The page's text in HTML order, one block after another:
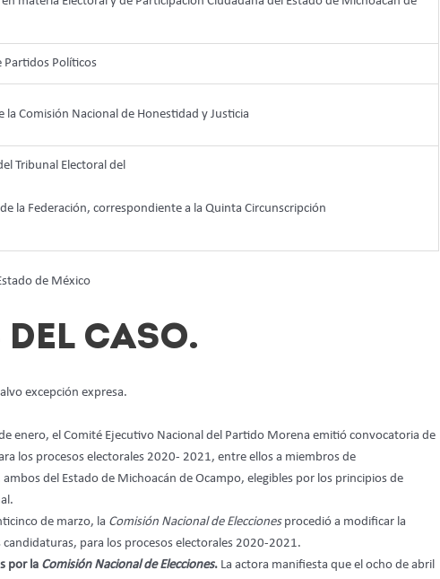
Partidos Políticos
la Comisión Nacional de Honestidad y Justicia
Tribunal Electoral del
la Federación, correspondiente a la Quinta Circunscripción
de México
DEL CASO.
excepción expresa.
enero, el Comité Ejecutivo Nacional del Partido Morena emitió convocatoria de
los procesos electorales 2020- 2021, entre ellos a miembros de
del Estado de Michoacán de Ocampo, elegibles por los principios de
de marzo, la Comisión Nacional de Elecciones procedió a modificar la
para los procesos electorales 2020-2021.
por la Comisión Nacional de Elecciones. La actora manifiesta que el ocho de abril